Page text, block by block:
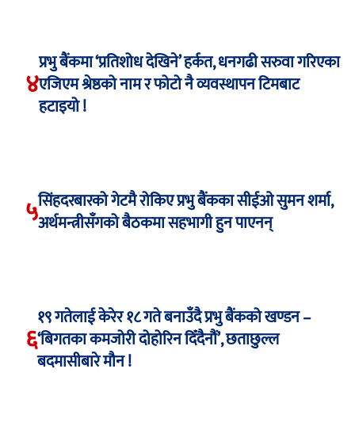
४
प्रभु बैंकमा ‘प्रतिशोध देखिने’ हर्कत, धनगढी सरुवा गरिएका
एजिएम श्रेष्ठको नाम र फोटो नै व्यवस्थापन टिमबाट
हटाइयो !
५सिंहदरबारको गेटमै रोकिए प्रभु बैंकका सीईओ सुमन शर्मा,
अर्थमन्त्रीसँगको बैठकमा सहभागी हुन पाएनन्
६
१९ गतेलाई केरेर १८ गते बनाउँदै प्रभु बैंकको खण्डन –
‘बिगतका कमजोरी दोहोरिन दिँदैनौं’, छताछुल्ल
बदमासीबारे मौन !